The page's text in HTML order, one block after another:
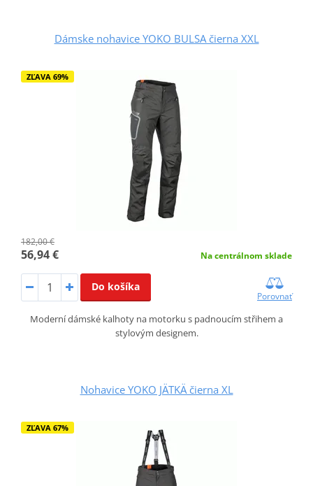
Dámske nohavice YOKO BULSA čierna XXL
ZĽAVA 69%
182,00 €
56,94 € Na centrálnom sklade
Do košíka
Porovnať
Moderní dámské kalhoty na motorku s padnoucím střihem a
stylovým designem.
Nohavice YOKO JÄTKÄ čierna XL
ZĽAVA 67%